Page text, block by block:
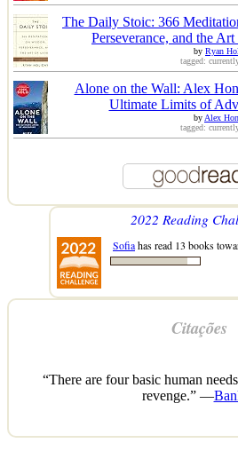
The Daily Stoic: 366
Perseverance, and the
by Ryan
tagged:
Alone on the Wall: Alex
Ultimate Limits of
by Alex
tagged:
2022 Reading
Sofiahas read 13 books
Citações
“There are four basic human
revenge.” —